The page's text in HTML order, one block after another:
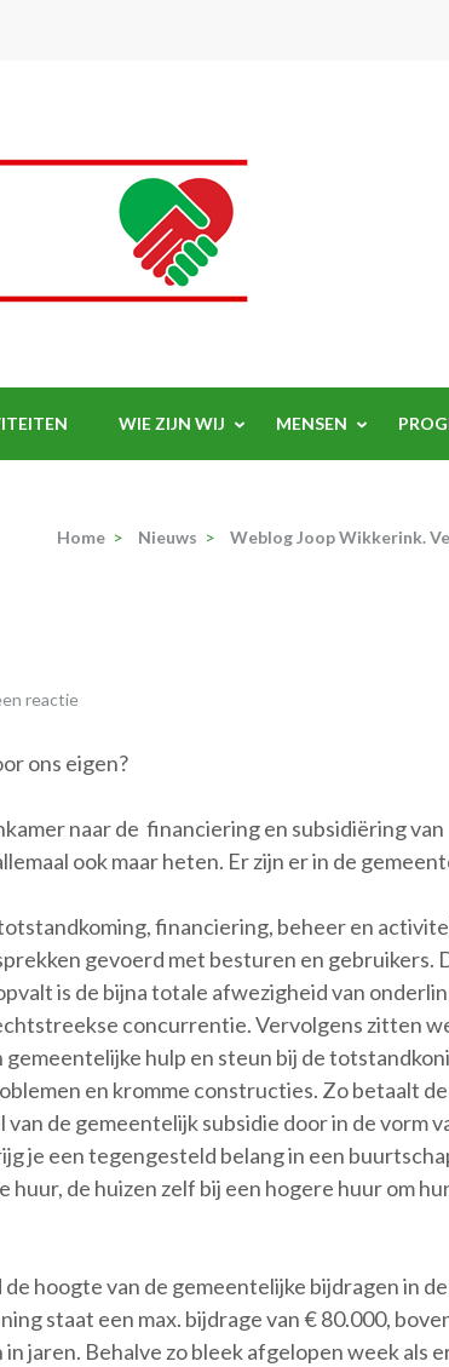
WIE ZIJN WIJ MENSEN
Home > Nieuws > Weblog Joop Wikkerink.
reactie
ons eigen?
naar de financiering en subsidiëring van
ook maar heten. Er zijn er in de
financiering, beheer en
gevoerd met besturen en gebruikers.
is de bijna totale afwezigheid van
concurrentie. Vervolgens zitten
hulp en steun bij de
en kromme constructies. Zo betaalt
de gemeentelijk subsidie door in de vorm
je een tegengesteld belang in een
huur, de huizen zelf bij een hogere huur om
hoogte van de gemeentelijke bijdragen in de
staat een max. bijdrage van € 80.000,
jaren. Behalve zo bleek afgelopen week als